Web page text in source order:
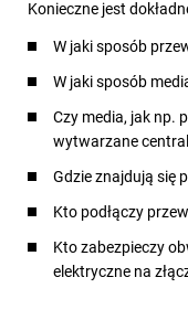
Konieczne jest
W jaki sposób
W jaki sposób
Czy media, jak np.
wytwarzane
Gdzie znajdują się
Kto podłączy
Kto zabezpieczy
elektryczne na